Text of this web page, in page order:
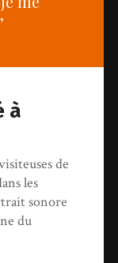
à
de
les
sonore
du